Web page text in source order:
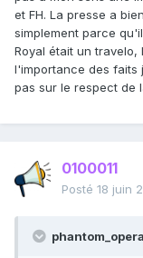
et FH. La presse a
simplement parce
Royal était un
l'importance des faits
pas sur le respect de
0100011
Posté 18 juin